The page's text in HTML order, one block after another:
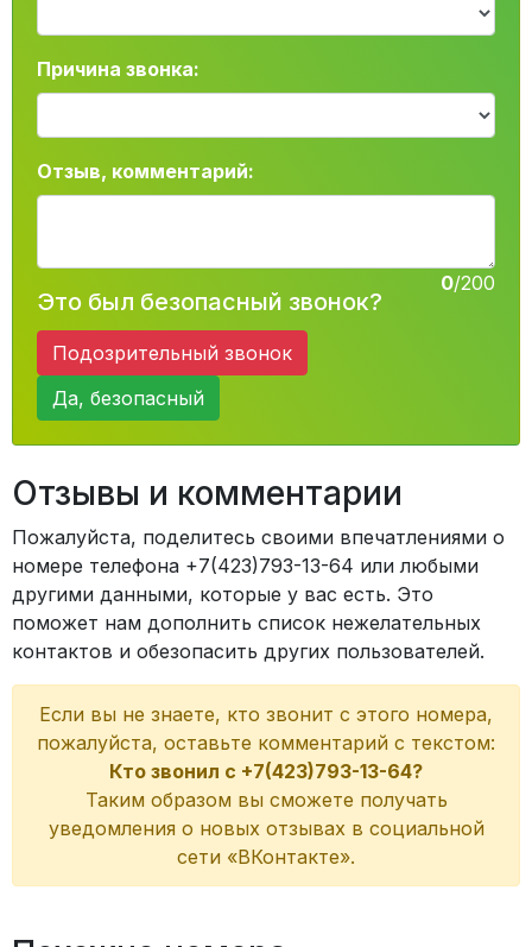
Причина звонка:
Отзыв, комментарий:
0/200
Это был безопасный звонок?
Подозрительный звонок
Да, безопасный
Отзывы и комментарии
Пожалуйста, поделитесь своими впечатлениями о
номере телефона +7(423)793-13-64 или любыми
другими данными, которые у вас есть. Это
поможет нам дополнить список нежелательных
контактов и обезопасить других пользователей.
Если вы не знаете, кто звонит с этого номера,
пожалуйста, оставьте комментарий с текстом:
Кто звонил с +7(423)793-13-64?
Таким образом вы сможете получать
уведомления о новых отзывах в социальной
сети «ВКонтакте».